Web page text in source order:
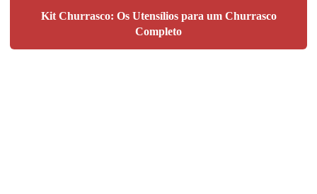
Kit Churrasco: Os Utensílios para um Churrasco
Completo